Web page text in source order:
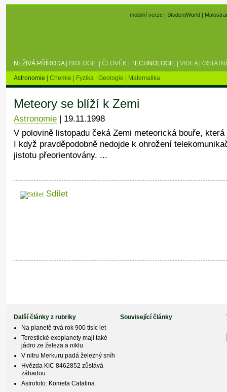
mobilní verze |StudentWorld |
NEŽIVÁ PŘÍRODA| BIOLOGIE | ČLOVĚK | TECHNOLOGIE | VIDEA| OSTATNÍ
Astronomie | Chemie | Fyzika | Geologie | Matematika
Meteory se blíží k Zemi
Astronomie| 19.11.1998
V polovině listopadu čeká Zemi meteorická bouře,
I když pravděpodobně nedojde k ohrožení
jistotu přeorientovány. ...
Sdílet
Další články z rubriky
Na planetě trvá rok 900 tisíc let
Terestické exoplanety mají také
jádro ze železa a niklu
V nitru Merkuru padá železný sníh
Hvězda KIC 8462852 zůstává
záhadou
Astrofoto: Kometa Catalina
Související články